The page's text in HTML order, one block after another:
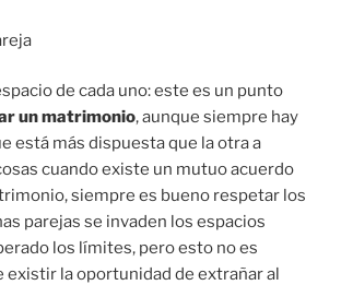
de cada uno: este es un punto
un matrimonio, aunque siempre hay
está más dispuesta que la otra a
cuando existe un mutuo acuerdo
siempre es bueno respetar los
parejas se invaden los espacios
los límites, pero esto no es
existir la oportunidad de extrañar al